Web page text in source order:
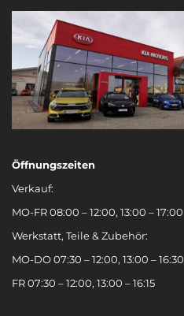
Öffnungszeiten
Verkauf:
MO-FR 08:00 – 12:00, 13:00 – 17:00
Werkstatt, Teile & Zubehör:
MO-DO 07:30 – 12:00, 13:00 – 16:30
FR 07:30 – 12:00, 13:00 – 16:15